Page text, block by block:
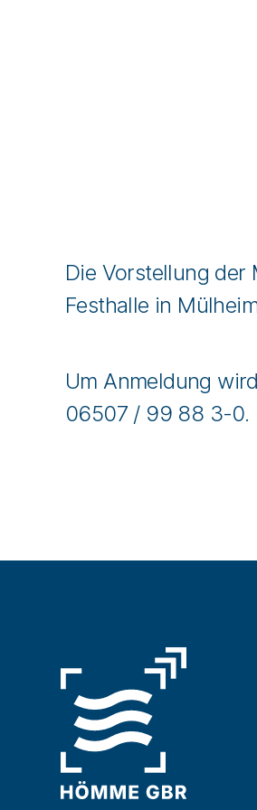
Die Vorstellung
Festhalle in
Um Anmeldung
06507 / 99 88 3-0.